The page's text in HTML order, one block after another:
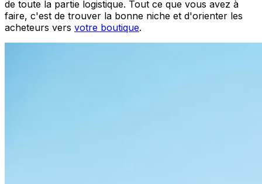
de toute la partie logistique. Tout ce que vous avez à
faire, c'est de trouver la bonne niche et d'orienter les
acheteurs vers votre boutique.